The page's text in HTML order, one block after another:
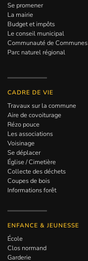
Se promener
La mairie
Budget et impôts
Le conseil municipal
Communauté de Communes
Parc naturel régional
CADRE DE VIE
Travaux sur la commune
Aire de covoiturage
Rézo pouce
Les associations
Voisinage
Se déplacer
Église / Cimetière
Collecte des déchets
Coupes de bois
Informations forêt
ENFANCE & JEUNESSE
École
Clos normand
Garderie